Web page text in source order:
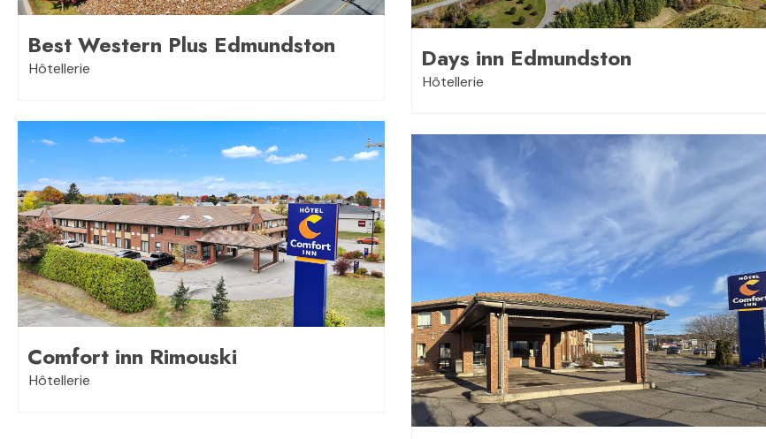
Best Western Plus Edmundston
Hôtellerie Days inn Edmundston
Hôtellerie
Comfort inn Rimouski
Hôtellerie